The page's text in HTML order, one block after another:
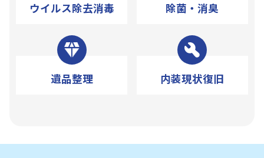
ウイルス除去消毒 除菌・消臭
遺品整理 内装現状復旧